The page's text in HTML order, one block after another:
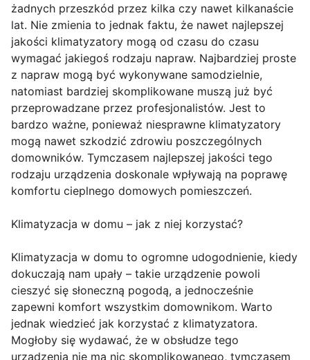
żadnych przeszkód przez kilka czy nawet kilkanaście
lat. Nie zmienia to jednak faktu, że nawet najlepszej
jakości klimatyzatory mogą od czasu do czasu
wymagać jakiegoś rodzaju napraw. Najbardziej proste
z napraw mogą być wykonywane samodzielnie,
natomiast bardziej skomplikowane muszą już być
przeprowadzane przez profesjonalistów. Jest to
bardzo ważne, ponieważ niesprawne klimatyzatory
mogą nawet szkodzić zdrowiu poszczególnych
domowników. Tymczasem najlepszej jakości tego
rodzaju urządzenia doskonale wpływają na poprawę
komfortu cieplnego domowych pomieszczeń.
Klimatyzacja w domu – jak z niej korzystać?
Klimatyzacja w domu to ogromne udogodnienie, kiedy
dokuczają nam upały – takie urządzenie powoli
cieszyć się słoneczną pogodą, a jednocześnie
zapewni komfort wszystkim domownikom. Warto
jednak wiedzieć jak korzystać z klimatyzatora.
Mogłoby się wydawać, że w obsłudze tego
urządzenia nie ma nic skomplikowanego, tymczasem